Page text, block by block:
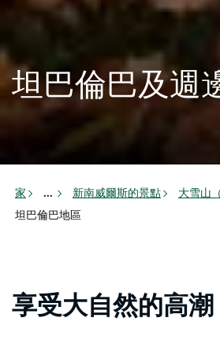
坦巴倫巴及週
家 ... 新南威爾斯的景點
大雪山
坦巴倫巴地區
享受大自然的高潮